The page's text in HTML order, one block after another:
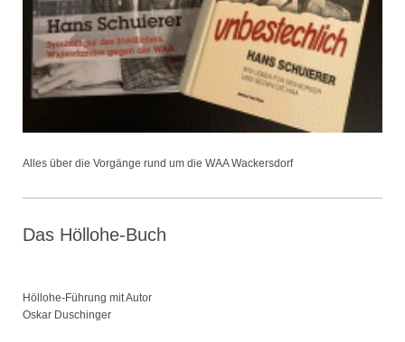
Alles über die Vorgänge rund um die WAA Wackersdorf
Das Höllohe-Buch
Höllohe-Führung mit Autor
Oskar Duschinger